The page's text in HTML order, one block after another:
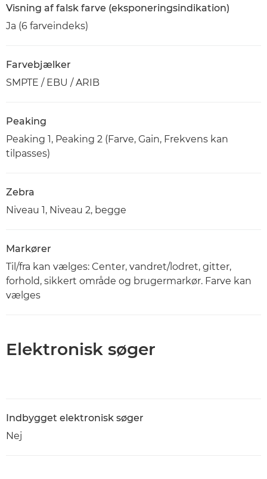
Visning af falsk farve (eksponeringsindikation)
Ja (6 farveindeks)
Farvebjælker
SMPTE / EBU / ARIB
Peaking
Peaking 1, Peaking 2 (Farve, Gain, Frekvens kan
tilpasses)
Zebra
Niveau 1, Niveau 2, begge
Markører
Til/fra kan vælges: Center, vandret/lodret, gitter,
forhold, sikkert område og brugermarkør. Farve kan
vælges
Elektronisk søger
Indbygget elektronisk søger
Nej